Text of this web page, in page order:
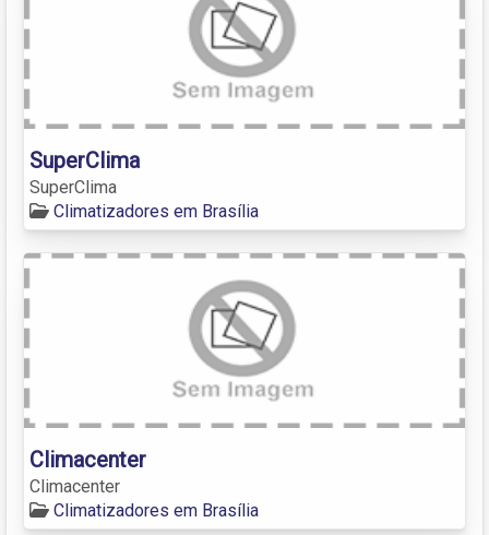
SuperClima
SuperClima
Climatizadores em Brasília
Climacenter
Climacenter
Climatizadores em Brasília